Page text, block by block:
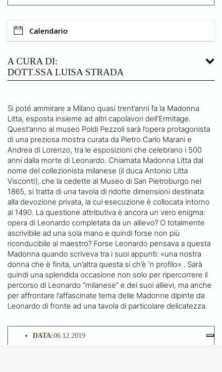
Calendario
A CURA DI:
DOTT.SSA LUISA STRADA
Si poté ammirare a Milano quasi trent’anni fa la Madonna
Litta, esposta insieme ad altri capolavori dell’Ermitage.
Quest’anno al museo Poldi Pezzoli sarà l’opera protagonista
di una preziosa mostra curata da Pietro Carlo Marani e
Andrea di Lorenzo, tra le esposizioni che celebrano i 500
anni dalla morte di Leonardo. Chiamata Madonna Litta dal
nome del collezionista milanese (il duca Antonio Litta
Visconti), che la cedette al Museo di San Pietroburgo nel
1865, si tratta di una tavola di ridotte dimensioni destinata
alla devozione privata, la cui esecuzione è collocata intorno
al 1490. La questione attributiva è ancora un vero enigma:
opera di Leonardo completata da un allievo? O totalmente
ascrivibile ad una sola mano e quindi forse non più
riconducibile al maestro? Forse Leonardo pensava a questa
Madonna quando scriveva tra i suoi appunti: «una nostra
donna che è finita, un’altra questa si ch’è ‘n profilo» . Sarà
quindi una splendida occasione non solo per ripercorrere il
percorso di Leonardo “milanese” e dei suoi allievi, ma anche
per affrontare l’affascinate tema delle Madonne dipinte da
Leonardo di fronte ad una tavola di particolare delicatezza.
DATA:06.12.2019